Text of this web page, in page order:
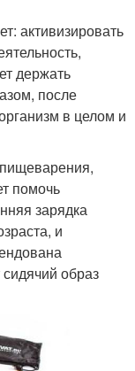
активизировать
держать
после
в целом и
помочь
зарядка
и
образ